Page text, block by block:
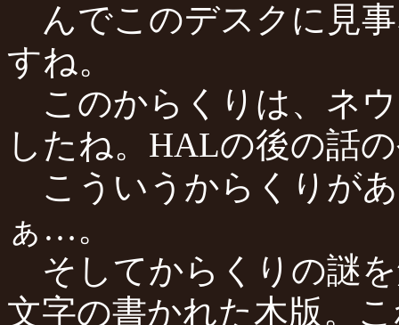
んでこのデスクに見
すね。
このからくりは、ネ
したね。HALの後の話
こういうからくりが
ぁ…。
そしてからくりの謎
文字の書かれた木版。